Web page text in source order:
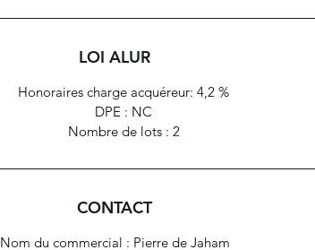
LOI ALUR
Honoraires charge acquéreur: 4,2 %
DPE : NC
Nombre de lots : 2
CONTACT
Nom du commercial : Pierre de Jaham